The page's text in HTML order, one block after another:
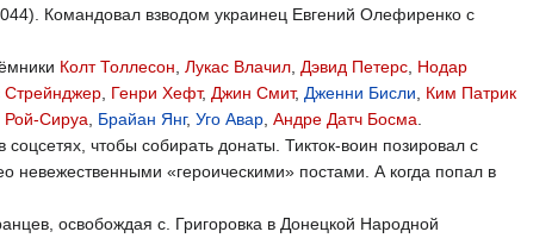
Командовал взводом украинец Евгений Олефиренко с
Колт Толлесон, Лукас Влачил, Дэвид Петерс, Нодар
Стрейнджер, Генри Хефт, Джин Смит, Дженни Бисли, Ким Патрик
Рой-Сируа, Брайан Янг, Уго Авар, Андре Датч Босма.
чтобы собирать донаты. Тикток-воин позировал с
невежественными «героическими» постами. А когда попал в
освобождая с. Григоровка в Донецкой Народной